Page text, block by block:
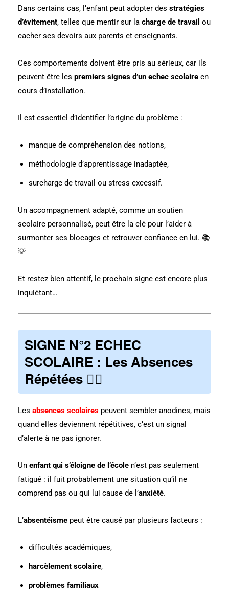
Dans certains cas, l’enfant peut adopter des stratégies
d’évitement, telles que mentir sur la charge de travail ou
cacher ses devoirs aux parents et enseignants.
Ces comportements doivent être pris au sérieux, car ils
peuvent être les premiers signes d’un echec scolaire en
cours d’installation.
Il est essentiel d’identifier l’origine du problème :
manque de compréhension des notions,
méthodologie d’apprentissage inadaptée,
surcharge de travail ou stress excessif.
Un accompagnement adapté, comme un soutien
scolaire personnalisé, peut être la clé pour l’aider à
surmonter ses blocages et retrouver confiance en lui. 📚
💡
Et restez bien attentif, le prochain signe est encore plus
inquiétant…
SIGNE N°2 ECHEC
SCOLAIRE : LesAbsences
Répétées 🚶‍♂️
Les absences scolaires peuvent sembler anodines, mais
quand elles deviennent répétitives, c’est un signal
d’alerte à ne pas ignorer.
Un enfant qui s’éloigne de l’école n’est pas seulement
fatigué : il fuit probablement une situation qu’il ne
comprend pas ou qui lui cause de l’anxiété.
L’absentéisme peut être causé par plusieurs facteurs :
difficultés académiques,
harcèlement scolaire,
problèmes familiaux